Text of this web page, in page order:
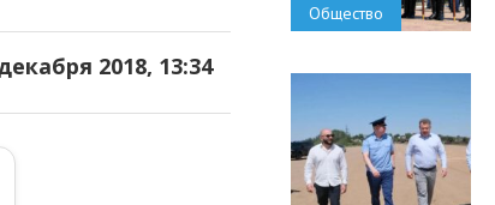
2018, 13:34
Общество